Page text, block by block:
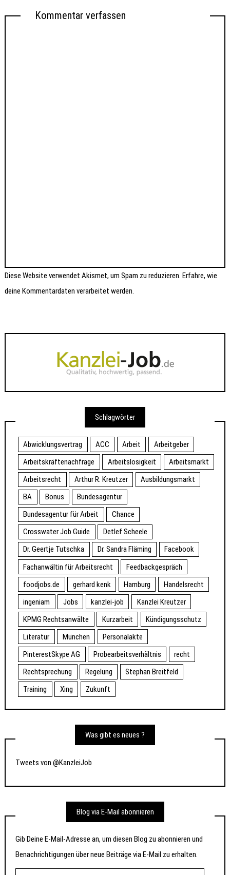
Kommentar verfassen
Diese Website verwendet Akismet, um Spam zu reduzieren.Erfahre, wie
deine Kommentardaten verarbeitet werden.
Schlagwörter
Abwicklungsvertrag ACC Arbeit
Arbeitgeber
Arbeitskräftenachfrage
Arbeitslosigkeit
Arbeitsmarkt
Arbeitsrecht
Arthur R. Kreutzer
Ausbildungsmarkt
BA
Bonus
Bundesagentur
Bundesagentur für Arbeit
Chance
Crosswater Job Guide
Detlef Scheele
Dr. Geertje Tutschka
Dr. Sandra Fläming
Facebook
Fachanwältin für Arbeitsrecht
Feedbackgespräch
foodjobs.de
gerhard kenk Hamburg
Handelsrecht
ingeniam
Jobs kanzlei-job
Kanzlei Kreutzer
KPMG Rechtsanwälte
Kurzarbeit
Kündigungsschutz
Literatur
München
Personalakte
PinterestSkype AG
Probearbeitsverhältnis
recht
Rechtsprechung
Regelung
Stephan Breitfeld
Training
Xing Zukunft
Was gibt es neues ?
Tweets von @KanzleiJob
Blog via E-Mail abonnieren
Gib Deine E-Mail-Adresse an, um diesen Blog zu abonnieren und
Benachrichtigungen über neue Beiträge via E-Mail zu erhalten.